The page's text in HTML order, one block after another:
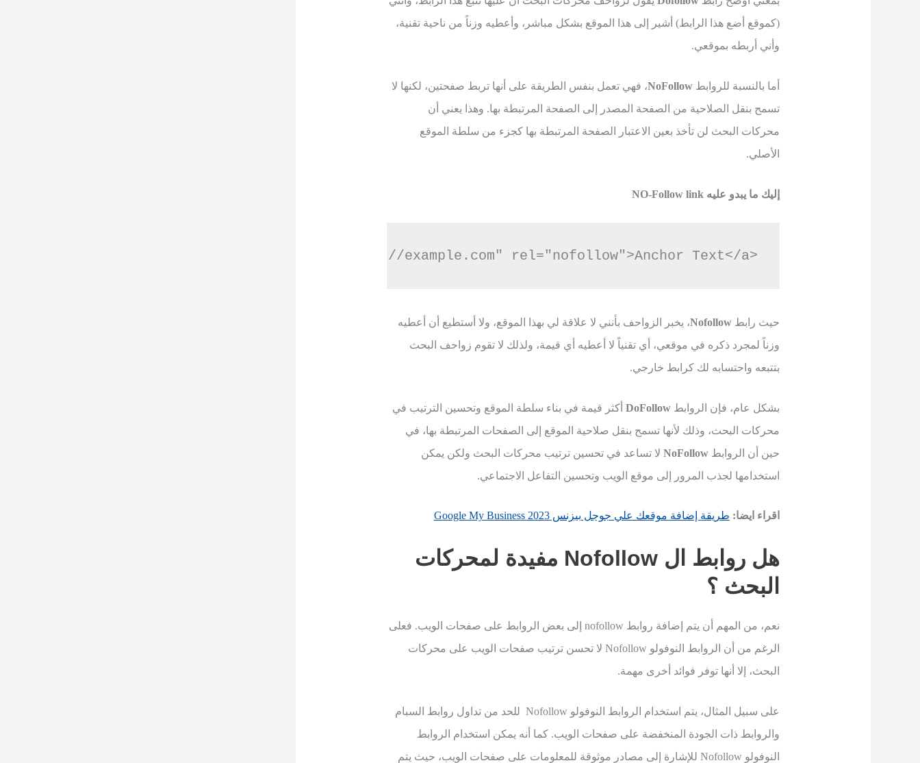
(كموقع أضع هذا الرابط) أشير إلى هذا الموقع بشكل مباشر، وأعطيه وزناً من ناحية تقنية،
وأني أربطه بموقعي.
أما بالنسبة للروابطNoFollow، فهي تعمل بنفس الطريقة على أنها تربط صفحتين، لكنها لا
تسمح بنقل الصلاحية من الصفحة المصدر إلى الصفحة المرتبطة بها. وهذا يعني أن
محركات البحث لن تأخذ بعين الاعتبار الصفحة المرتبطة بها كجزء من سلطة الموقع
الأصلي.
إليك ما يبدو عليه NO-Follow link
<a href="https://example.com" rel="nofollow">Anchor Text</a>
حيث رابطNofollow، يخبر الزواحف بأنني لا علاقة لي بهذا الموقع، ولا أستطيع أن أعطيه
وزناً لمجرد ذكره في موقعي، أي تقنياً لا أعطيه أي قيمة، ولذلك لا تقوم زواحف البحث
بتتبعه واحتسابه لك كرابط خارجي.
بشكل عام، فإن الروابطDoFollow أكثر قيمة في بناء سلطة الموقع وتحسين الترتيب في
محركات البحث، وذلك لأنها تسمح بنقل صلاحية الموقع إلى الصفحات المرتبطة بها، في
حين أن الروابطNoFollow لا تساعد في تحسين ترتيب محركات البحث ولكن يمكن
استخدامها لجذب المرور إلى موقع الويب وتحسين التفاعل الاجتماعي.
اقراء ايضا: طريقة إضافة موقعك علي جوجل بيزنس Google My Business 2023
هل روابط الNofollow مفيدة لمحركات
البحث ؟
نعم، من المهم أن يتم إضافة روابط nofollow إلى بعض الروابط على صفحات الويب. فعلى
الرغم من أن الروابط النوفولو Nofollow لا تحسن ترتيب صفحات الويب على محركات
البحث، إلا أنها توفر فوائد أخرى مهمة.
على سبيل المثال، يتم استخدام الروابط النوفولو Nofollow للحد من تداول روابط السبام
والروابط ذات الجودة المنخفضة على صفحات الويب. كما أنه يمكن استخدام الروابط
النوفولو Nofollow للإشارة إلى مصادر موثوقة للمعلومات على صفحات الويب، حيث يتم